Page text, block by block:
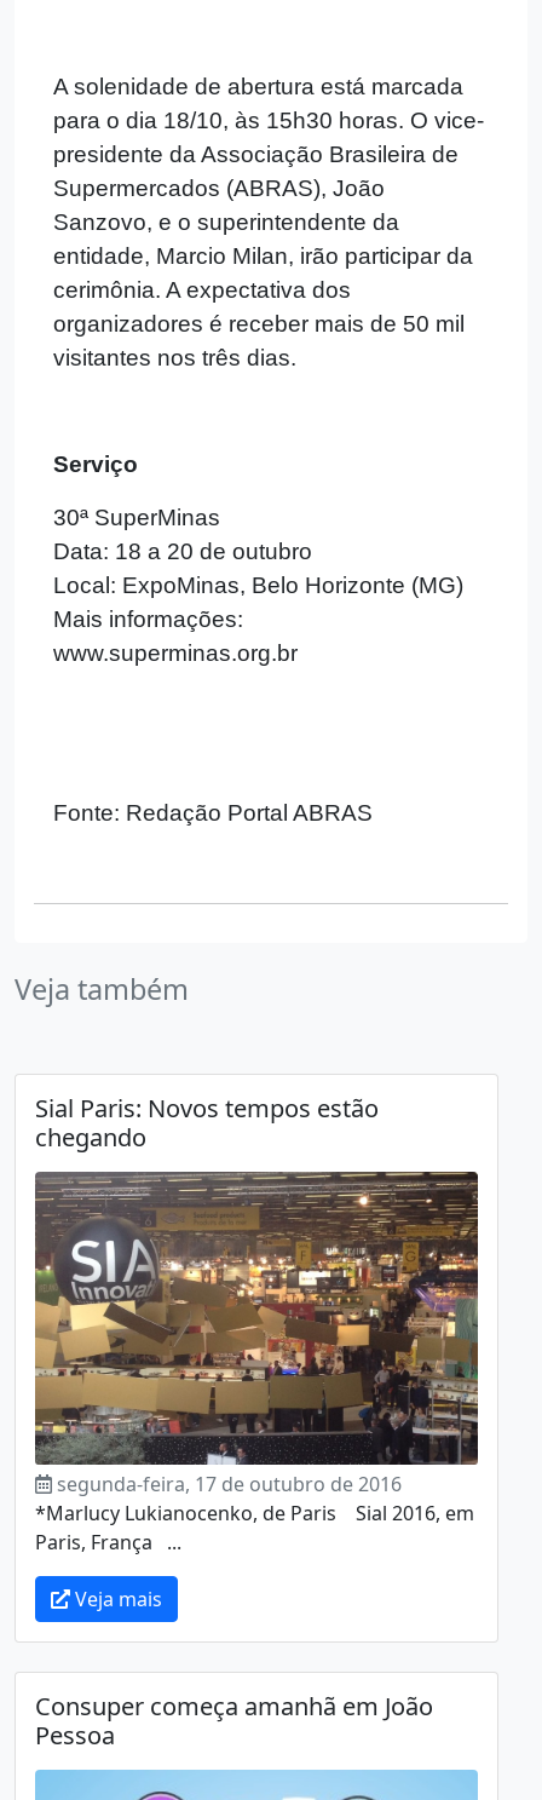
A solenidade de abertura está marcada
para o dia 18/10, às 15h30 horas. O vice-
presidente da Associação Brasileira de
Supermercados (ABRAS), João
Sanzovo, e o superintendente da
entidade, Marcio Milan, irão participar da
cerimônia. A expectativa dos
organizadores é receber mais de 50 mil
visitantes nos três dias.
Serviço
30ª SuperMinas
Data: 18 a 20 de outubro
Local: ExpoMinas, Belo Horizonte (MG)
Mais informações:
www.superminas.org.br
Fonte: Redação Portal ABRAS
Veja também
Sial Paris: Novos tempos estão
chegando
segunda-feira, 17 de outubro de 2016
*Marlucy Lukianocenko, de Paris Sial 2016, em
Paris, França ...
Veja mais
Consuper começa amanhã em João
Pessoa